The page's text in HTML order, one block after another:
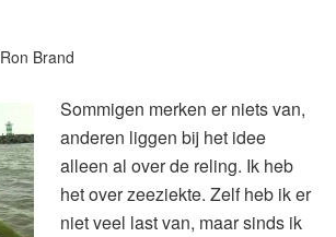
Ron Brand
Sommigen merken er niets van,
anderen liggen bij het idee
alleen al over de reling. Ik heb
het over zeeziekte. Zelf heb ik er
niet veel last van, maar sinds ik